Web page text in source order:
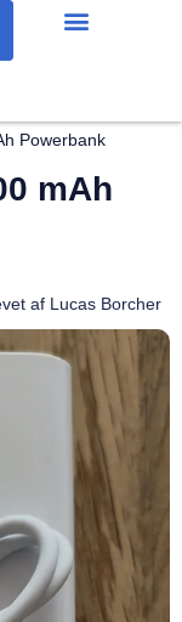
Powerbank
mAh
af Lucas Borcher